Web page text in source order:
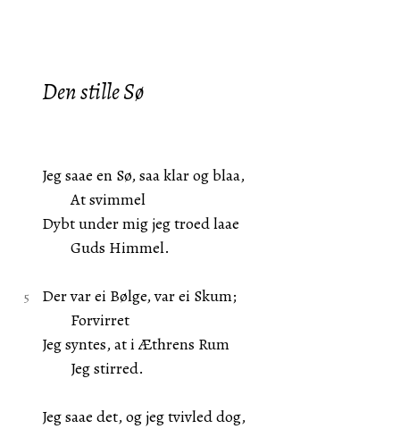
Den stille Sø
Jeg saae en Sø, saa klar og blaa,
At svimmel
Dybt under mig jeg troed laae
Guds Himmel.
Der var ei Bølge, var ei Skum;
Forvirret
Jeg syntes, at i Æthrens Rum
Jeg stirred.
Jeg saae det, og jeg tvivled dog,